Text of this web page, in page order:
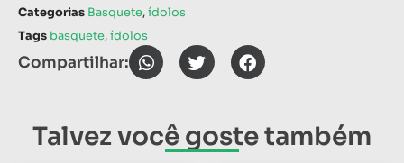
Categorias Basquete,ídolos
Tags basquete,ídolos
Compartilhar:
Talvez você goste também